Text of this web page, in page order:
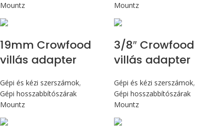
Mountz
Mountz
19mm Crowfood
villás adapter
Gépi és kézi szerszámok,
Gépi hosszabbítószárak
Mountz
3/8″ Crowfood
villás adapter
Gépi és kézi szerszámok,
Gépi hosszabbítószárak
Mountz